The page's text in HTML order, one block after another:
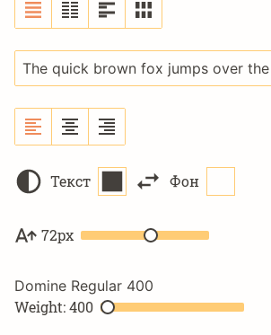
Текст Фон
72px
Domine Regular 400
Weight: 400